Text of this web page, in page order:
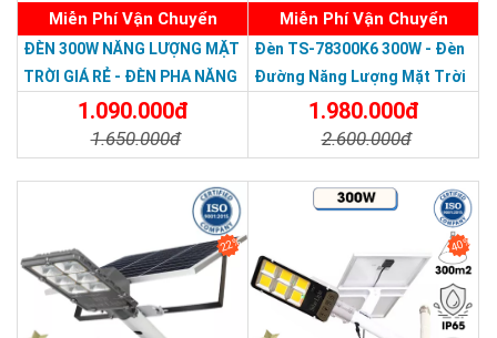
Thương hiệu dẫn đầu Việt Nam 2023
Miễn Phí Vận Chuyển
ĐÈN 300W NĂNG LƯỢNG MẶT
TRỜI GIÁ RẺ - ĐÈN PHA NĂNG
LƯỢNG MẶT TRỜI 300W MẪU
1.090.000đ
1.650.000đ
Miễn Phí Vận Chuyển
Đèn TS-78300K6 300W - Đèn
Đường Năng Lượng Mặt Trời
300W TS-78300K6 - Solar
Light 300W
1.980.000đ
2.600.000đ
22% 40%